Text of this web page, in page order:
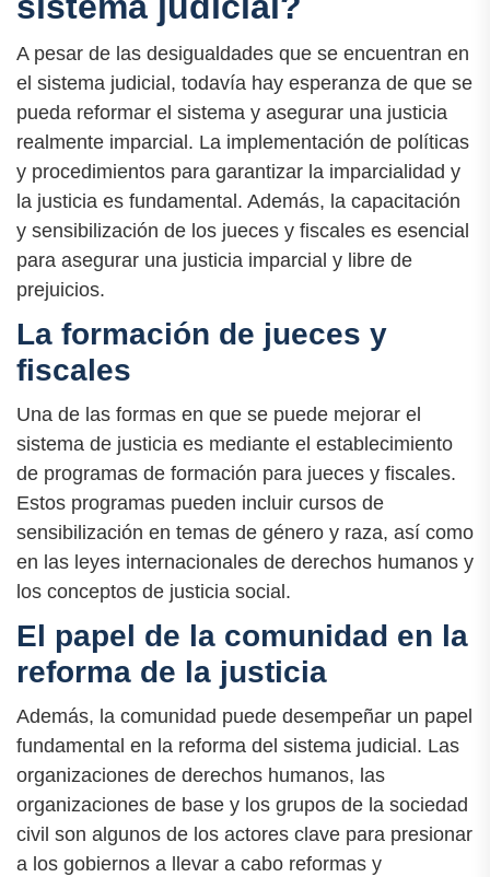
A pesar de las desigualdades que se encuentran en
el sistema judicial, todavía hay esperanza de que se
pueda reformar el sistema y asegurar una justicia
realmente imparcial. La implementación de políticas
y procedimientos para garantizar la imparcialidad y
la justicia es fundamental. Además, la capacitación
y sensibilización de los jueces y fiscales es esencial
para asegurar una justicia imparcial y libre de
prejuicios.
La formación de jueces y
fiscales
Una de las formas en que se puede mejorar el
sistema de justicia es mediante el establecimiento
de programas de formación para jueces y fiscales.
Estos programas pueden incluir cursos de
sensibilización en temas de género y raza, así como
en las leyes internacionales de derechos humanos y
los conceptos de justicia social.
El papel de la comunidad en la
reforma de la justicia
Además, la comunidad puede desempeñar un papel
fundamental en la reforma del sistema judicial. Las
organizaciones de derechos humanos, las
organizaciones de base y los grupos de la sociedad
civil son algunos de los actores clave para presionar
a los gobiernos a llevar a cabo reformas y